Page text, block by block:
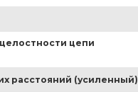
цепи
расстояний (усиленный)